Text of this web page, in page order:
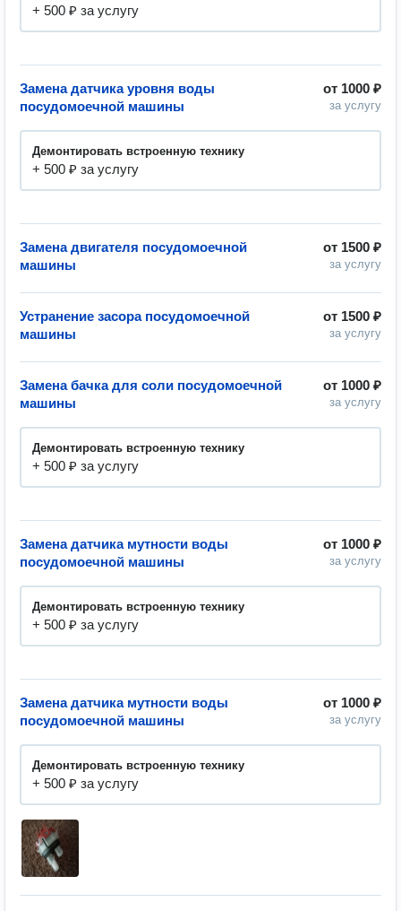
+ 500 ₽ за услугу
от 1000 ₽
за услугу
Замена датчика уровня воды
посудомоечной машины
Демонтировать встроенную технику
+ 500 ₽ за услугу
от 1500 ₽
за услугу
Замена двигателя посудомоечной
машины
от 1500 ₽
за услугу
Устранение засора посудомоечной
машины
от 1000 ₽
за услугу
Замена бачка для соли посудомоечной
машины
Демонтировать встроенную технику
+ 500 ₽ за услугу
от 1000 ₽
за услугу
Замена датчика мутности воды
посудомоечной машины
Демонтировать встроенную технику
+ 500 ₽ за услугу
от 1000 ₽
за услугу
Замена датчика мутности воды
посудомоечной машины
Демонтировать встроенную технику
+ 500 ₽ за услугу